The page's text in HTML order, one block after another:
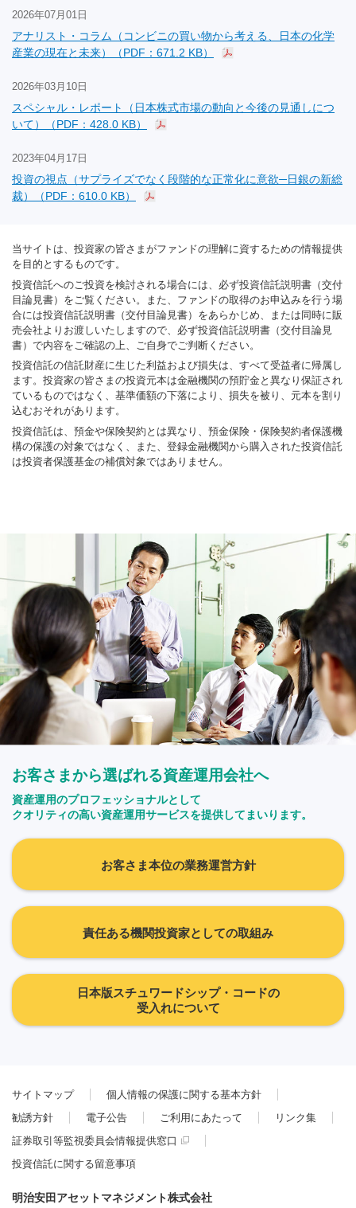
2026年07月01日
アナリスト・コラム（コンビニの買い物から考える、日本の化学
産業の現在と未来）（PDF：671.2 KB）
2026年03月10日
スペシャル・レポート（日本株式市場の動向と今後の見通しにつ
いて）（PDF：428.0 KB）
2023年04月17日
投資の視点（サプライズでなく段階的な正常化に意欲─日銀の新総
裁）（PDF：610.0 KB）
当サイトは、投資家の皆さまがファンドの理解に資するための情報提供
を目的とするものです。
投資信託へのご投資を検討される場合には、必ず投資信託説明書（交付
目論見書）をご覧ください。また、ファンドの取得のお申込みを行う場
合には投資信託説明書（交付目論見書）をあらかじめ、または同時に販
売会社よりお渡しいたしますので、必ず投資信託説明書（交付目論見
書）で内容をご確認の上、ご自身でご判断ください。
投資信託の信託財産に生じた利益および損失は、すべて受益者に帰属し
ます。投資家の皆さまの投資元本は金融機関の預貯金と異なり保証され
ているものではなく、基準価額の下落により、損失を被り、元本を割り
込むおそれがあります。
投資信託は、預金や保険契約とは異なり、預金保険・保険契約者保護機
構の保護の対象ではなく、また、登録金融機関から購入された投資信託
は投資者保護基金の補償対象ではありません。
お客さまから選ばれる資産運用会社へ
資産運用のプロフェッショナルとして
クオリティの高い資産運用サービスを提供してまいります。
お客さま本位の業務運営方針
責任ある機関投資家としての取組み
日本版スチュワードシップ・コードの
受入れについて
サイトマップ
個人情報の保護に関する基本方針
勧誘方針
電子公告 ご利用にあたって
リンク集
証券取引等監視委員会情報提供窓口
投資信託に関する留意事項
明治安田アセットマネジメント株式会社